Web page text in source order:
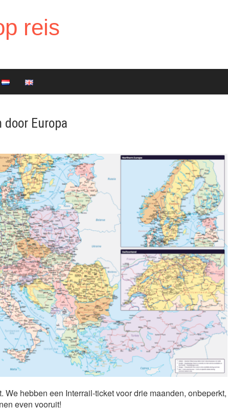
reis
Europa
hebben een Interrail-ticket voor drie maanden, onbeperkt,
even vooruit!